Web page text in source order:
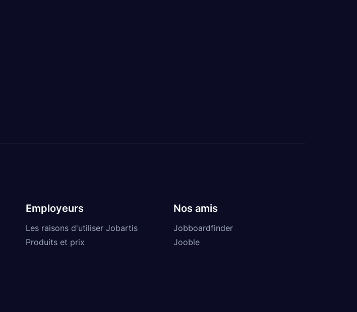
Employeurs
Les raisons d'utiliser Jobartis
Produits et prix
Nos amis
Jobboardfinder
Jooble